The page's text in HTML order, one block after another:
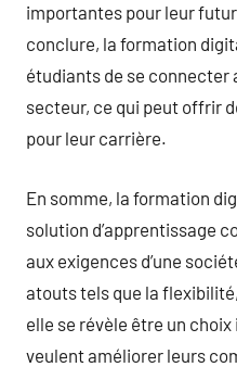
importantes pour leur
conclure, la formation
étudiants de se connecter
secteur, ce qui peut offrir
pour leur carrière.
En somme, la formation
solution d’apprentissage
aux exigences d’une
atouts tels que la
elle se révèle être un
veulent améliorer leurs